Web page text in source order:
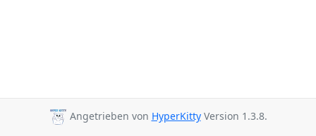
Angetrieben von HyperKittyVersion 1.3.8.